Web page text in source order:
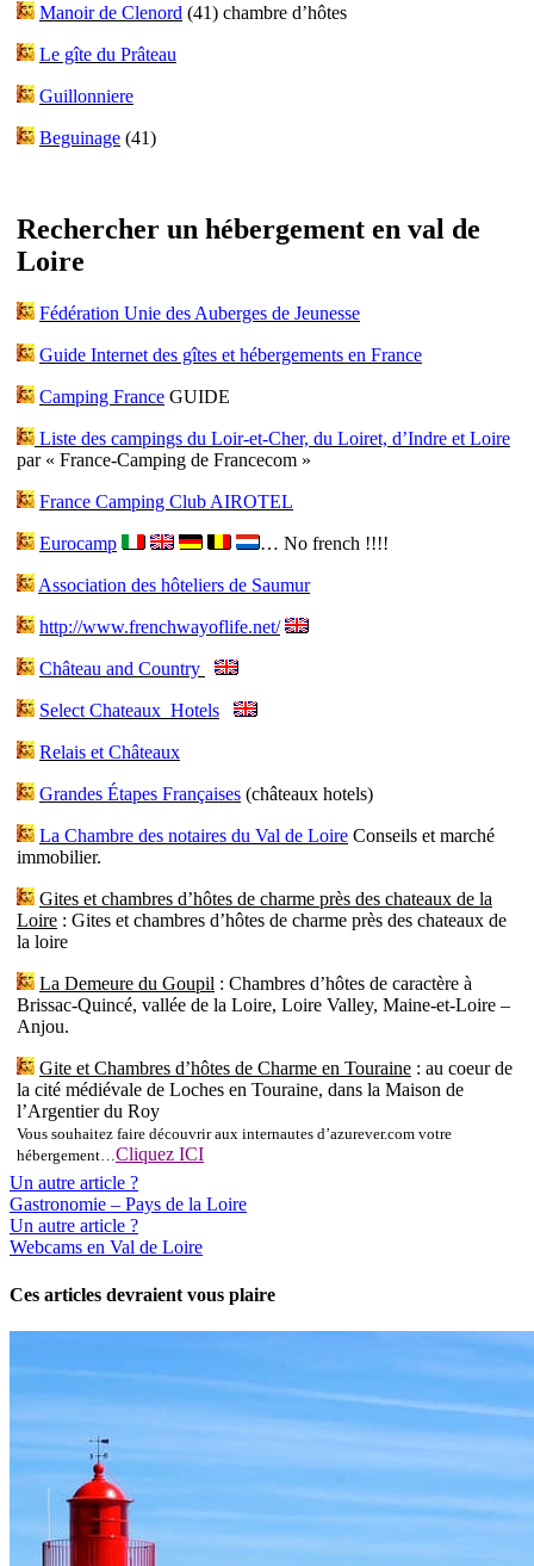
Manoir de Clenord (41) chambre d’hôtes
Le gîte du Prâteau
Guillonniere
Beguinage (41)
Rechercher un hébergement en val de
Loire
Fédération Unie des Auberges de Jeunesse
Guide Internet des gîtes et hébergements en France
Camping France GUIDE
Liste des campings du Loir-et-Cher, du Loiret, d’Indre et Loire
par « France-Camping de Francecom »
France Camping Club AIROTEL
Eurocamp … No french !!!!
Association des hôteliers de Saumur
http://www.frenchwayoflife.net/
Château and Country
Select Chateaux Hotels
Relais et Châteaux
Grandes Étapes Françaises (châteaux hotels)
La Chambre des notaires du Val de Loire Conseils et marché
immobilier.
Gites et chambres d’hôtes de charme près des chateaux de la
Loire : Gites et chambres d’hôtes de charme près des chateaux de
la loire
La Demeure du Goupil : Chambres d’hôtes de caractère à
Brissac-Quincé, vallée de la Loire, Loire Valley, Maine-et-Loire –
Anjou.
Gite et Chambres d’hôtes de Charme en Touraine : au coeur de
la cité médiévale de Loches en Touraine, dans la Maison de
l’Argentier du Roy
Vous souhaitez faire découvrir aux internautes d’azurever.com votre
hébergement…Cliquez ICI
Un autre article ?
Gastronomie – Pays de la Loire
Un autre article ?
Webcams en Val de Loire
Ces articles devraient vous plaire